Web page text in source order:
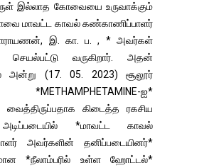
இல்லாத கோவையை உருவாக்கும்
மாவட்ட காவல் கண்காணிப்பாளர்
இ. கா. ப. , * அவர்கள்
செயல்பட்டு வருகிறார். அதன்
அன்று (17. 05. 2023) சூலூர்
*METHAMPHETAMINE-ஐ*
வைத்திருப்பதாக கிடைத்த ரகசிய
*மாவட்ட காவல்
அவர்களின் தனிப்படையினர்*
*நீலாம்பரில் உள்ள ஹோட்டல்*